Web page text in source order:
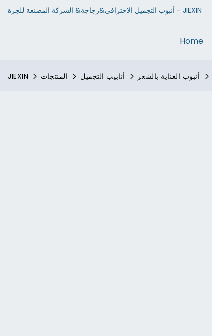
أنبوب التجميل الاحترافي&زجاجة& الشركة المصنعة للجرة - JIEXIN
Home
JIEXIN المنتجات أنابيب التجميل أنبوب العناية بالشعر